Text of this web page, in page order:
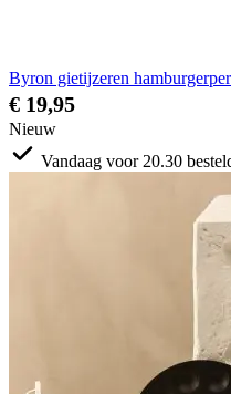
Byron gietijzeren
€ 19,95
Nieuw
Vandaag voor 20.30